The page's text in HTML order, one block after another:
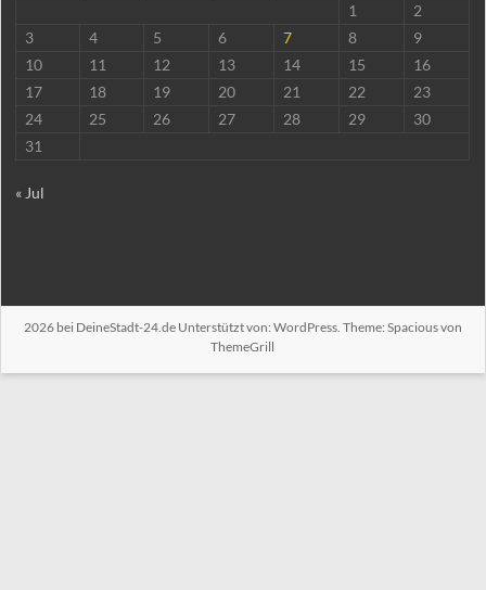
1
2
3
4 5 6 7 8
9
10
11 12 13 14 15
16
17
18 19 20 21 22
23
24
25 26 27 28 29
30
31
« Jul
2026 bei DeineStadt-24.deUnterstützt von: WordPress. Theme: Spacious von
ThemeGrill